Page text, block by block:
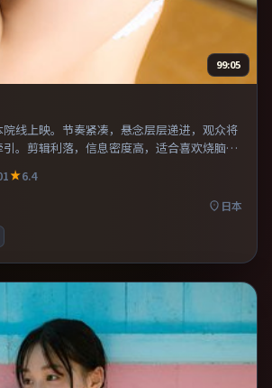
99:05
院线上映。节奏紧凑，悬念层层递进，观众将
。剪辑利落，信息密度高，适合喜欢烧脑与
欢现实主义题材的观众，情绪后劲较足。
6.4
日本